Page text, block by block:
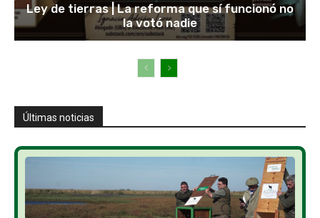
Ley de tierras | La reforma que sí funcionó no
la votó nadie
Últimas noticias